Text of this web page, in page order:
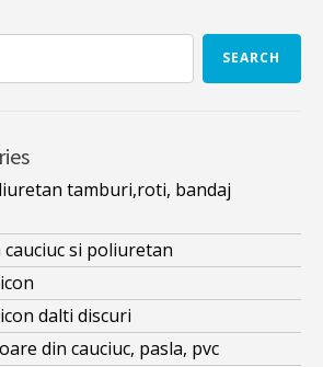
SEARCH
tamburi,roti, bandaj
si poliuretan
dalti discuri
din cauciuc, pasla, pvc